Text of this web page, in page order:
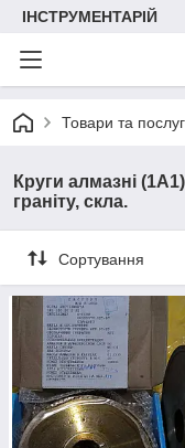
ІНСТРУМЕНТАРІЙ
Товари та
Круги алмазні
граніту, скла.
Сортування